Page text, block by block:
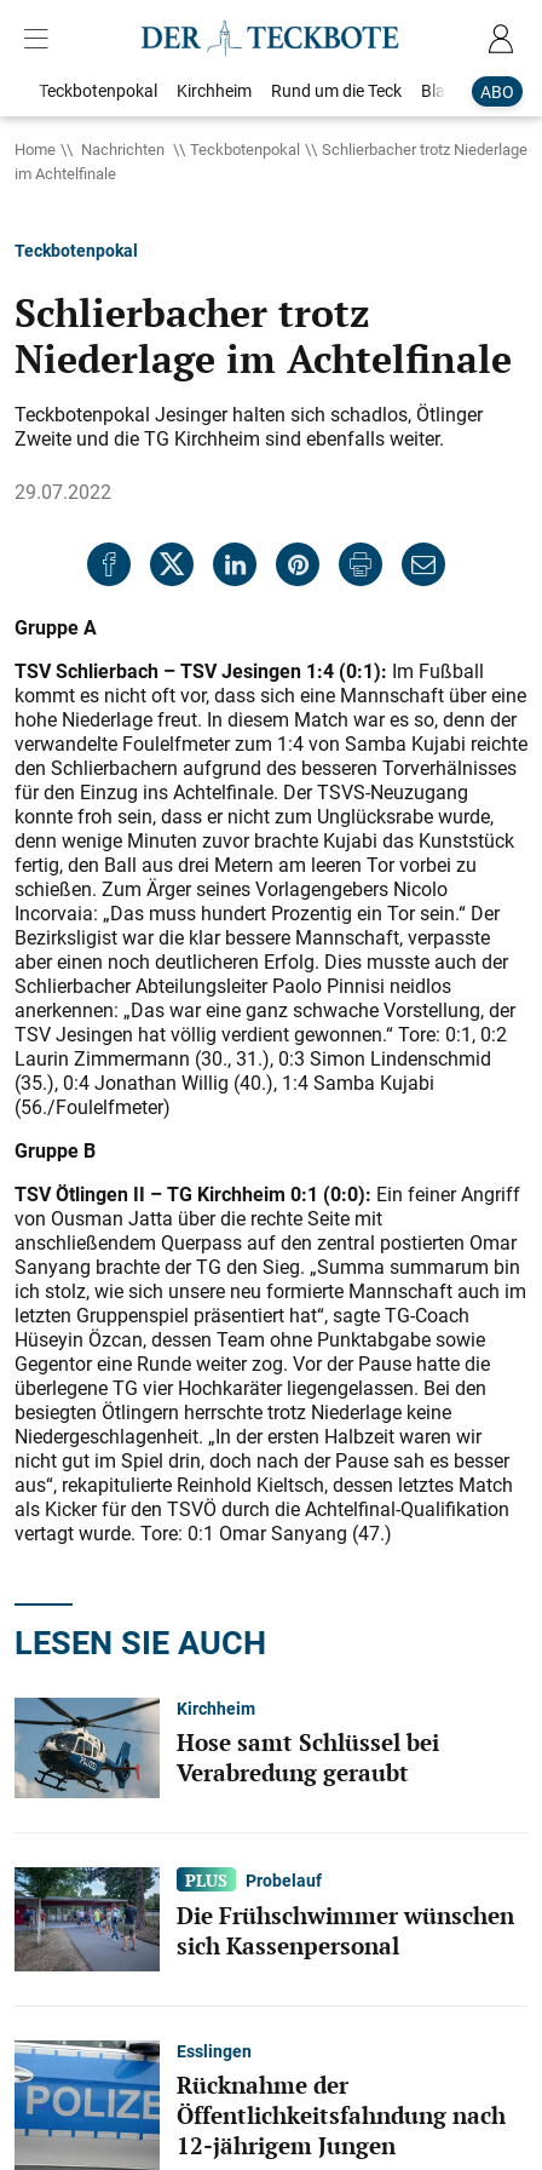
ABO
Teckbotenpokal Kirchheim Rund um die Teck Blaulicht
Home Nachrichten Teckbotenpokal
Schlierbacher trotz Niederlage
im Achtelfinale
Teckbotenpokal
Schlierbacher trotz
Niederlage im Achtelfinale
Teckbotenpokal Jesinger halten sich schadlos, Ötlinger
Zweite und die TG Kirchheim sind ebenfalls weiter.
29.07.2022
Gruppe A
TSV Schlierbach – TSV Jesingen 1:4 (0:1): Im Fußball
kommt es nicht oft vor, dass sich eine Mannschaft über eine
hohe Niederlage freut. In diesem Match war es so, denn der
verwandelte Foulelfmeter zum 1:4 von Samba Kujabi reichte
den Schlierbachern aufgrund des besseren Torverhälnisses
für den Einzug ins Achtelfinale. Der TSVS-Neuzugang
konnte froh sein, dass er nicht zum Unglücksrabe wurde,
denn wenige Minuten zuvor brachte Kujabi das Kunststück
fertig, den Ball aus drei Metern am leeren Tor vorbei zu
schießen. Zum Ärger seines Vorlagengebers Nicolo
Incorvaia: „Das muss hundert Prozentig ein Tor sein.“ Der
Bezirksligist war die klar bessere Mannschaft, verpasste
aber einen noch deutlicheren Erfolg. Dies musste auch der
Schlierbacher Abteilungsleiter Paolo Pinnisi neidlos
anerkennen: „Das war eine ganz schwache Vorstellung, der
TSV Jesingen hat völlig verdient gewonnen.“ Tore: 0:1, 0:2
Laurin Zimmermann (30., 31.), 0:3 Simon Lindenschmid
(35.), 0:4 Jonathan Willig (40.), 1:4 Samba Kujabi
(56./Foulelfmeter)
Gruppe B
TSV Ötlingen II – TG Kirchheim 0:1 (0:0): Ein feiner Angriff
von Ousman Jatta über die rechte Seite mit
anschließendem Querpass auf den zentral postierten Omar
Sanyang brachte der TG den Sieg. „Summa summarum bin
ich stolz, wie sich unsere neu formierte Mannschaft auch im
letzten Gruppenspiel präsentiert hat“, sagte TG-Coach
Hüseyin Özcan, dessen Team ohne Punktabgabe sowie
Gegentor eine Runde weiter zog. Vor der Pause hatte die
überlegene TG vier Hochkaräter liegengelassen. Bei den
besiegten Ötlingern herrschte trotz Niederlage keine
Niedergeschlagenheit. „In der ersten Halbzeit waren wir
nicht gut im Spiel drin, doch nach der Pause sah es besser
aus“, rekapitulierte Reinhold Kieltsch, dessen letztes Match
als Kicker für den TSVÖ durch die Achtelfinal-Qualifikation
vertagt wurde. Tore: 0:1 Omar Sanyang (47.)
LESEN SIE AUCH
Kirchheim
Hose samt Schlüssel bei
Verabredung geraubt
Probelauf
Die Frühschwimmer wünschen
sich Kassenpersonal
Esslingen
Rücknahme der
Öffentlichkeitsfahndung nach
12-jährigem Jungen